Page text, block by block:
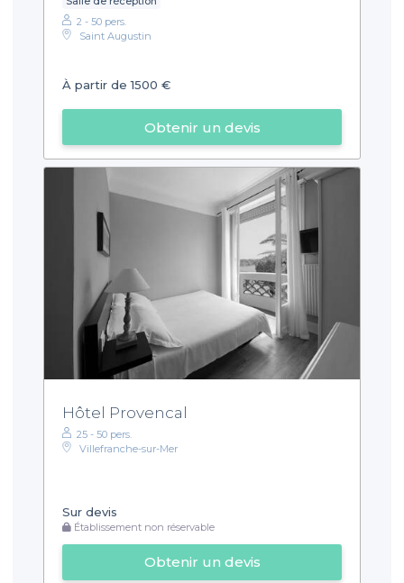
2 - 50 pers.
Saint Augustin
À partir de 1500 €
Obtenir un devis
Hôtel Provencal
25 - 50 pers.
Villefranche-sur-Mer
Sur devis
Établissement non réservable
Obtenir un devis